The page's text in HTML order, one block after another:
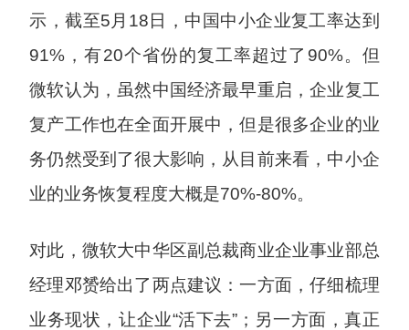
示，截至5月18日，中国中小企业复工率达到
91%，有20个省份的复工率超过了90%。但
微软认为，虽然中国经济最早重启，企业复工
复产工作也在全面开展中，但是很多企业的业
务仍然受到了很大影响，从目前来看，中小企
业的业务恢复程度大概是70%-80%。
对此，微软大中华区副总裁商业企业事业部总
经理邓赟给出了两点建议：一方面，仔细梳理
业务现状，让企业“活下去”；另一方面，真正